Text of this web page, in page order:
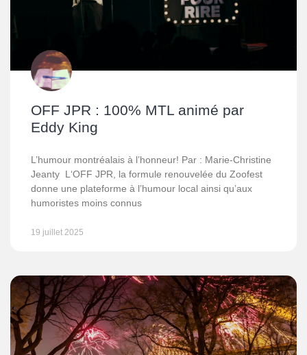
OFF JPR : 100% MTL animé par
Eddy King
L’humour montréalais à l’honneur! Par : Marie-Christine
Jeanty L‘OFF JPR, la formule renouvelée du Zoofest
donne une plateforme à l’humour local ainsi qu’aux
humoristes moins connus
19 juillet 2025